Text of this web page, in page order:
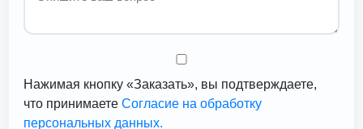
Нажимая кнопку «Заказать», вы подтверждаете,
что принимаетеСогласие на обработку
персональных данных.